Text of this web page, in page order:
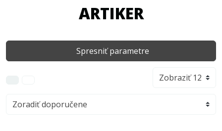
ARTIKER
Spresniť parametre